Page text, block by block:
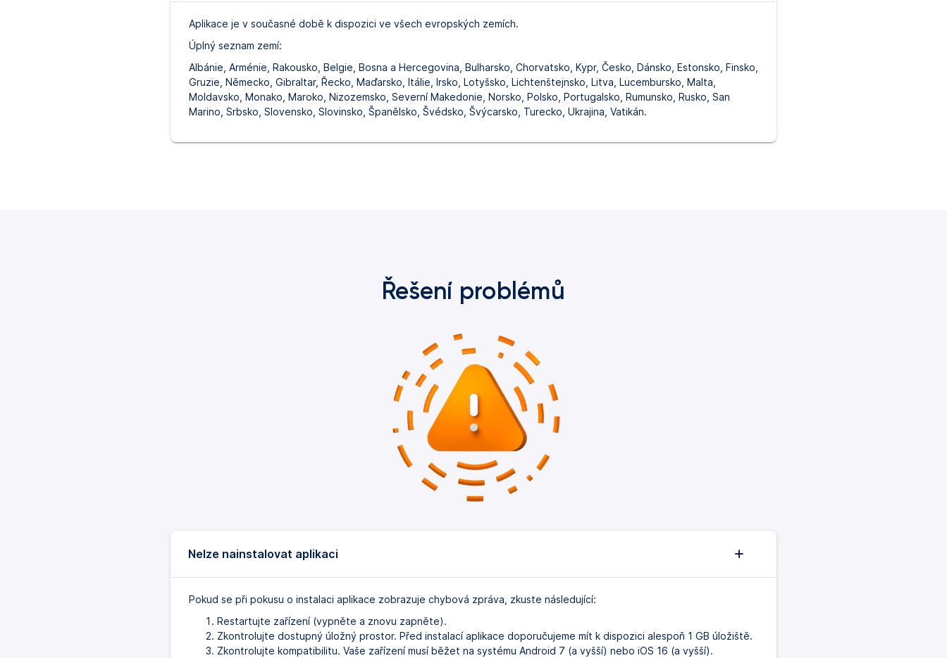
Aplikace je v současné době k dispozici ve všech evropských zemích.
Úplný seznam zemí:
Albánie, Arménie, Rakousko, Belgie, Bosna a Hercegovina, Bulharsko, Chorvatsko, Kypr, Česko, Dánsko, Estonsko, Finsko,
Gruzie, Německo, Gibraltar, Řecko, Maďarsko, Itálie, Irsko, Lotyšsko, Lichtenštejnsko, Litva, Lucembursko, Malta,
Moldavsko, Monako, Maroko, Nizozemsko, Severní Makedonie, Norsko, Polsko, Portugalsko, Rumunsko, Rusko, San
Marino, Srbsko, Slovensko, Slovinsko, Španělsko, Švédsko, Švýcarsko, Turecko, Ukrajina, Vatikán.
Řešení problémů
Nelze nainstalovat aplikaci
Pokud se při pokusu o instalaci aplikace zobrazuje chybová zpráva, zkuste následující:
Restartujte zařízení (vypněte a znovu zapněte).
Zkontrolujte dostupný úložný prostor. Před instalací aplikace doporučujeme mít k dispozici alespoň 1 GB úložiště.
Zkontrolujte kompatibilitu. Vaše zařízení musí běžet na systému Android 7 (a vyšší) nebo iOS 16 (a vyšší).